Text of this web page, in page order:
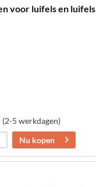
voor luifels en luifels
5 werkdagen)
Nu kopen